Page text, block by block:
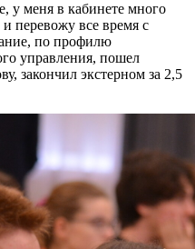
у меня в кабинете много
перевожу все время с
по профилю
управления, пошел
закончил экстерном за 2,5